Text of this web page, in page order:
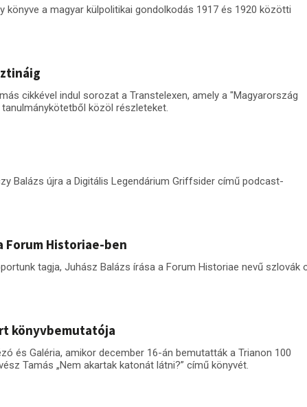
könyve a magyar külpolitikai gondolkodás 1917 és 1920 közötti
cikkével indul sorozat a Transtelexen, amely a "Magyarország
közöl részleteket.
Balázs újra a Digitális Legendárium Griffsider című podcast-
Forum Historiae-ben
tagja, Juhász Balázs írása a Forum Historiae nevű szlovák
könyvbemutatója
és Galéria, amikor december 16-án bemutatták a Trianon 100
Tamás „Nem akartak katonát látni?” című könyvét.